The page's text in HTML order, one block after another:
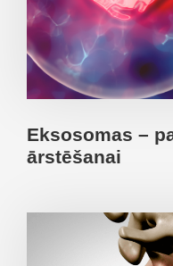
Eksosomas –
ārstēšanai